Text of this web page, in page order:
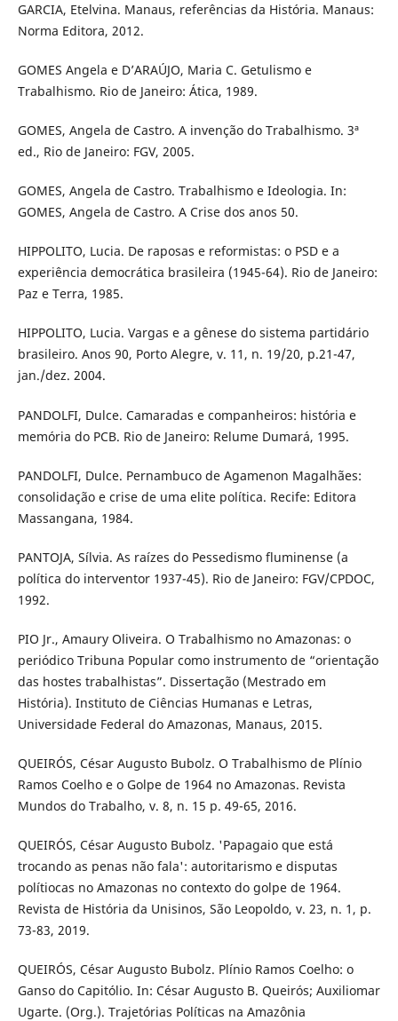
GARCIA, Etelvina. Manaus, referências da História. Manaus:
Norma Editora, 2012.
GOMES Angela e D’ARAÚJO, Maria C. Getulismo e
Trabalhismo. Rio de Janeiro: Ática, 1989.
GOMES, Angela de Castro. A invenção do Trabalhismo. 3ª
ed., Rio de Janeiro: FGV, 2005.
GOMES, Angela de Castro. Trabalhismo e Ideologia. In:
GOMES, Angela de Castro. A Crise dos anos 50.
HIPPOLITO, Lucia. De raposas e reformistas: o PSD e a
experiência democrática brasileira (1945-64). Rio de Janeiro:
Paz e Terra, 1985.
HIPPOLITO, Lucia. Vargas e a gênese do sistema partidário
brasileiro. Anos 90, Porto Alegre, v. 11, n. 19/20, p.21-47,
jan./dez. 2004.
PANDOLFI, Dulce. Camaradas e companheiros: história e
memória do PCB. Rio de Janeiro: Relume Dumará, 1995.
PANDOLFI, Dulce. Pernambuco de Agamenon Magalhães:
consolidação e crise de uma elite política. Recife: Editora
Massangana, 1984.
PANTOJA, Sílvia. As raízes do Pessedismo fluminense (a
política do interventor 1937-45). Rio de Janeiro: FGV/CPDOC,
1992.
PIO Jr., Amaury Oliveira. O Trabalhismo no Amazonas: o
periódico Tribuna Popular como instrumento de “orientação
das hostes trabalhistas”. Dissertação (Mestrado em
História). Instituto de Ciências Humanas e Letras,
Universidade Federal do Amazonas, Manaus, 2015.
QUEIRÓS, César Augusto Bubolz. O Trabalhismo de Plínio
Ramos Coelho e o Golpe de 1964 no Amazonas. Revista
Mundos do Trabalho, v. 8, n. 15 p. 49-65, 2016.
QUEIRÓS, César Augusto Bubolz. 'Papagaio que está
trocando as penas não fala': autoritarismo e disputas
polítiocas no Amazonas no contexto do golpe de 1964.
Revista de História da Unisinos, São Leopoldo, v. 23, n. 1, p.
73-83, 2019.
QUEIRÓS, César Augusto Bubolz. Plínio Ramos Coelho: o
Ganso do Capitólio. In: César Augusto B. Queirós; Auxiliomar
Ugarte. (Org.). Trajetórias Políticas na Amazônia